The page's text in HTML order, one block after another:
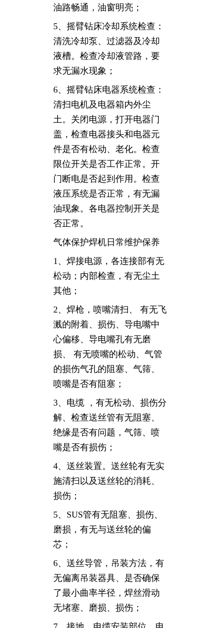
油路畅通，油窗明亮；
5、摇臂钻床冷却系统检查：
清洗冷却泵、过滤器及冷却
液槽。检查冷却液管路，要
求无漏水现象；
6、摇臂钻床电器系统检查：
清扫电机及电器箱内外尘
土。关闭电源，打开电器门
盖，检查电器接头和电器元
件是否有松动、老化。检查
限位开关是否工作正常。开
门断电是否起到作用。检查
液压系统是否正常，有无漏
油现象。各电器控制开关是
否正常。
气体保护焊机日常维护保养
1、焊接电源，各连接部有无
松动；内部检查，有无尘土
其他；
2、焊枪，喷嘴清扫、 有无飞
溅的附着、损伤、导电嘴中
心偏移、导电嘴孔有无磨
损、 有无喷嘴的松动、气管
的损伤气孔的阻塞、气筛、
喷嘴是否有阻塞；
3、电缆 ，有无松动、损伤分
解、检查送丝管有无阻塞、
绝缘是否有问题，气筛、喷
嘴是否有损伤；
4、送丝装置。送丝轮有无实
施清扫以及送丝轮的消耗、
损伤；
5、SUS管有无阻塞、损伤、
磨损，有无与送丝轮的偏
芯；
6、送丝导管，吊装方法，有
无偏离吊装器具、是否确保
了最小曲率半径，焊丝滑动
无堵塞、磨损、损伤；